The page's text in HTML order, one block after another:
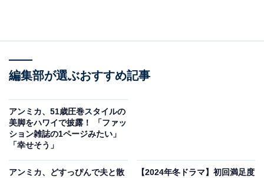
編集部が選ぶおすすめ記事
アンミカ、51歳圧巻スタイルの
美脚をハワイで披露！ 「ファッ
ション雑誌の1ページみたい」
「幸せそう」
アンミカ、どすっぴんで夫と散
【2024年冬ドラマ】初回満足度